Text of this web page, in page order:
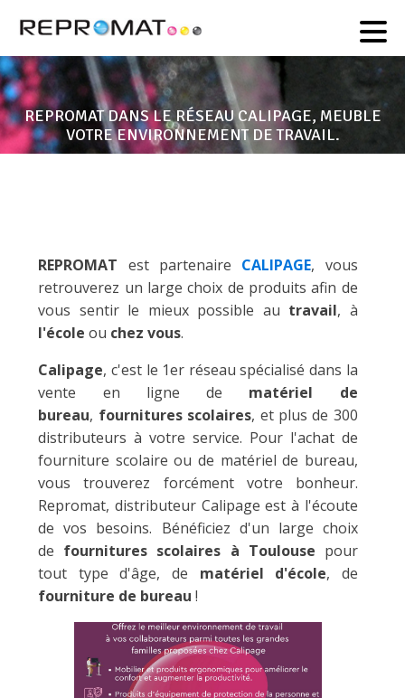
31000 Toulouse
05 61 23 64 12
REPROMAT DANS LE RÉSEAU CALIPAGE, MEUBLE
VOTRE ENVIRONNEMENT DE TRAVAIL.
REPROMAT est partenaire CALIPAGE, vous
retrouverez un large choix de produits afin de
vous sentir le mieux possible au travail, à
l'écoleou chez vous.
Calipage, c'est le 1er réseau spécialisé dans la
vente en ligne de matériel de
bureau, fournitures scolaires, et plus de 300
distributeurs à votre service. Pour l'achat de
fourniture scolaire ou de matériel de bureau,
vous trouverez forcément votre bonheur.
Repromat, distributeur Calipage est à l'écoute
de vos besoins. Bénéficiez d'un large choix
de fournitures scolaires à Toulouse pour
tout type d'âge, de matériel d'école, de
fourniture de bureau !